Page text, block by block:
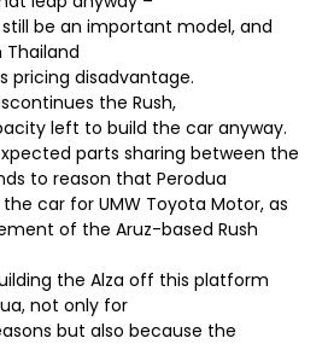
still be an important model, and
pricing disadvantage.
the Rush,
left to build the car anyway.
parts sharing between the
to reason that Perodua
car for UMW Toyota Motor, as
of the Aruz-based Rush
the Alza off this platform
not only for
but also because the